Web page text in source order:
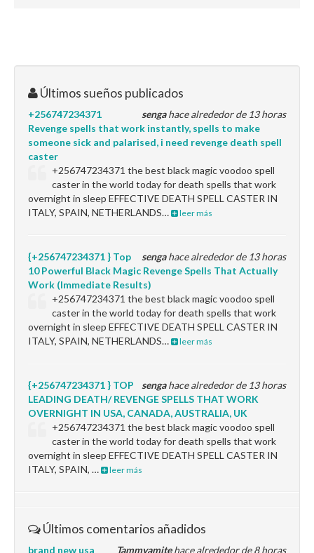
Últimos sueños publicados
sengahace alrededor de 13 horas
+256747234371
Revenge spells that work instantly, spells to make
someone sick and palarised, i need revenge death spell
caster
+256747234371 the best black magic voodoo spell
caster in the world today for death spells that work
overnight in sleep EFFECTIVE DEATH SPELL CASTER IN
ITALY, SPAIN, NETHERLANDS…
leer más
sengahace alrededor de 13 horas
{+256747234371 } Top
10 Powerful Black Magic Revenge Spells That Actually
Work (Immediate Results)
+256747234371 the best black magic voodoo spell
caster in the world today for death spells that work
overnight in sleep EFFECTIVE DEATH SPELL CASTER IN
ITALY, SPAIN, NETHERLANDS…
leer más
sengahace alrededor de 13 horas
{+256747234371 } TOP
LEADING DEATH/ REVENGE SPELLS THAT WORK
OVERNIGHT IN USA, CANADA, AUSTRALIA, UK
+256747234371 the best black magic voodoo spell
caster in the world today for death spells that work
overnight in sleep EFFECTIVE DEATH SPELL CASTER IN
ITALY, SPAIN, …
leer más
Últimos comentarios añadidos
Tammyamitehace alrededor de 8 horas
brand new usa